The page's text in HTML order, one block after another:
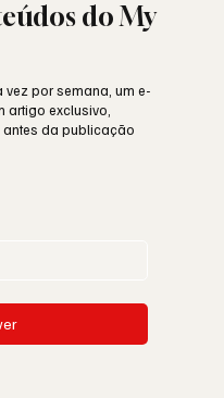
do My
vez por semana, um e-
artigo exclusivo,
da publicação